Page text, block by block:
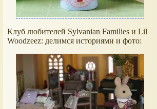
Клуб любителей Sylvanian Families и Lil
Woodzeez: делимся историями и фото: